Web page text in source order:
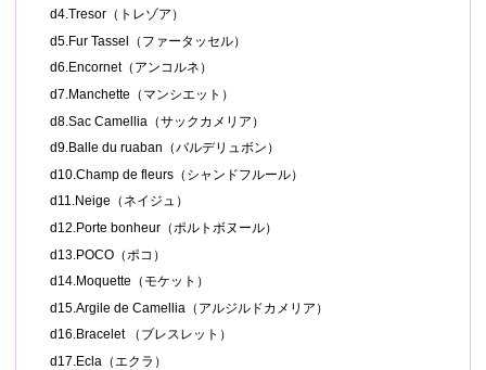
d4.Tresor（トレゾア）
d5.Fur Tassel（ファータッセル）
d6.Encornet（アンコルネ）
d7.Manchette（マンシエット）
d8.Sac Camellia（サックカメリア）
d9.Balle du ruaban（バルデリュボン）
d10.Champ de fleurs（シャンドフルール）
d11.Neige（ネイジュ）
d12.Porte bonheur（ポルトボヌール）
d13.POCO（ポコ）
d14.Moquette（モケット）
d15.Argile de Camellia（アルジルドカメリア）
d16.Bracelet （ブレスレット）
d17.Ecla（エクラ）